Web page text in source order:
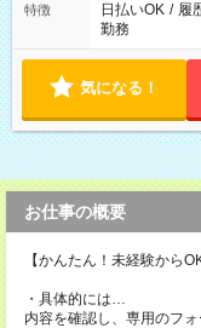
特徴 日払いOK / 履
勤務
気になる！
お仕事の概要
【かんたん！未経験から
・具体的には…
内容を確認し、専用のフ